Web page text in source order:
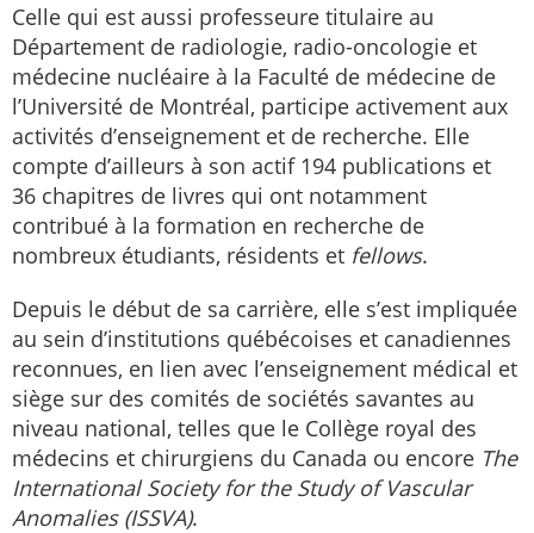
Celle qui est aussi professeure titulaire au
Département de radiologie, radio-oncologie et
médecine nucléaire à la Faculté de médecine de
l’Université de Montréal, participe activement aux
activités d’enseignement et de recherche. Elle
compte d’ailleurs à son actif 194 publications et
36 chapitres de livres qui ont notamment
contribué à la formation en recherche de
nombreux étudiants, résidents et fellows.
Depuis le début de sa carrière, elle s’est impliquée
au sein d’institutions québécoises et canadiennes
reconnues, en lien avec l’enseignement médical et
siège sur des comités de sociétés savantes au
niveau national, telles que le Collège royal des
médecins et chirurgiens du Canada ou encore The
International Society for the Study of Vascular
Anomalies (ISSVA).